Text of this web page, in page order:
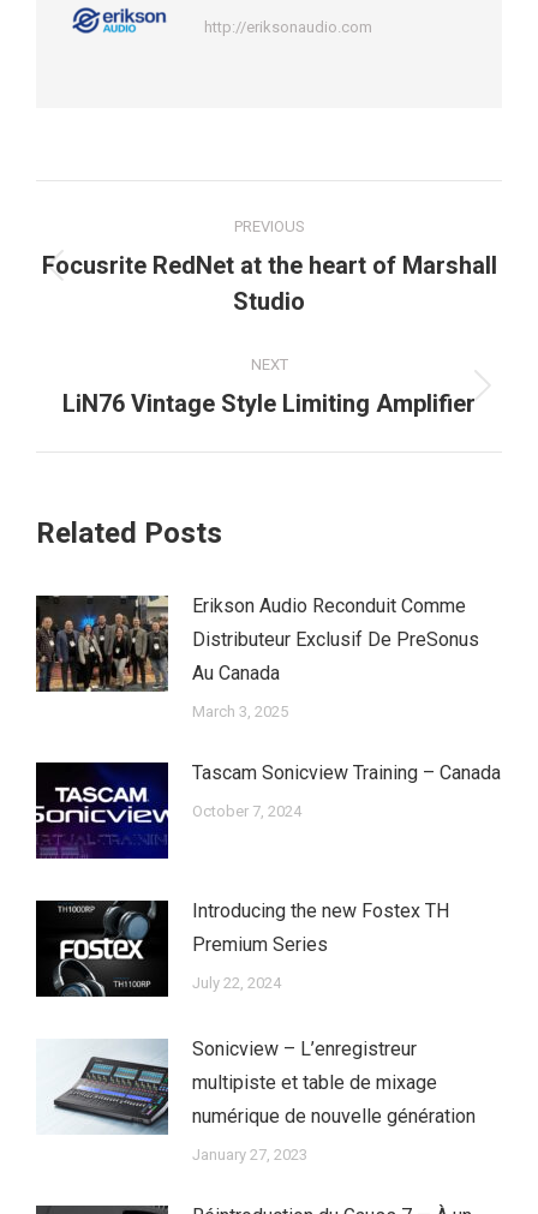
http://eriksonaudio.com
navigation
PREVIOUS
Previous
post:
Focusrite RedNet at the heart of Marshall
Studio
NEXT
Next
LiN76 Vintage Style Limiting Amplifier
Related Posts
Erikson Audio Reconduit Comme
Distributeur Exclusif De PreSonus
Au Canada
March 3, 2025
Tascam Sonicview Training – Canada
October 7, 2024
Introducing the new Fostex TH
Premium Series
July 22, 2024
Sonicview – L’enregistreur
multipiste et table de mixage
numérique de nouvelle génération
January 27, 2023